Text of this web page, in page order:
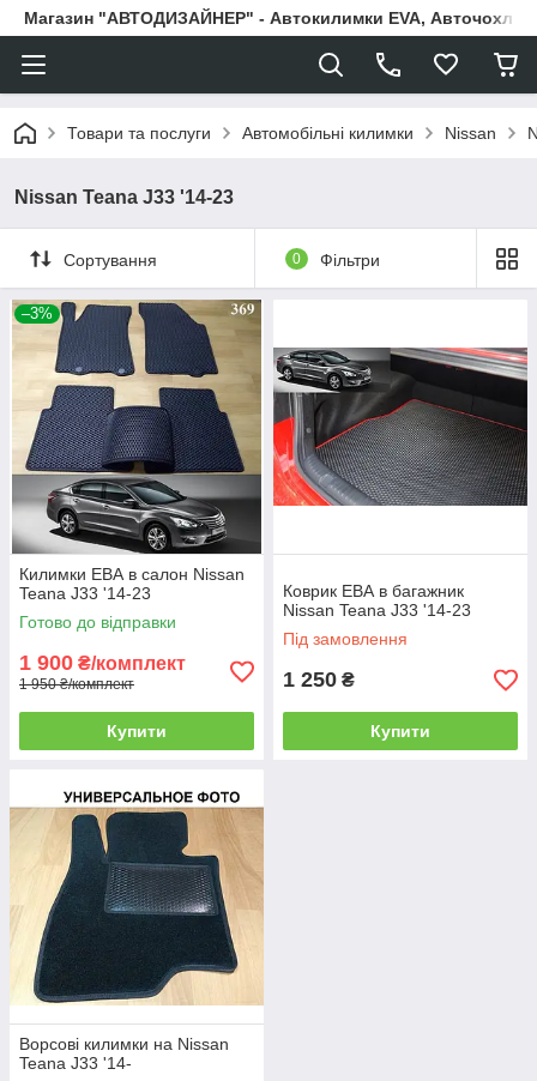
Магазин "АВТОДИЗАЙНЕР" - Автокилимки EVA, Авточохли,
Товари та послуги Автомобільні килимки Nissan
Nissan Teana J33 '14-23
Сортування 0 Фільтри
–3%
Килимки ЕВА в салон Nissan
Teana J33 '14-23
Готово до відправки
1 900 ₴/комплект
1 950 ₴/комплект
Купити
Коврик ЕВА в багажник
Nissan Teana J33 '14-23
Під замовлення
1 250 ₴
Купити
Ворсові килимки на Nissan
Teana J33 '14-